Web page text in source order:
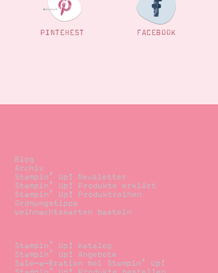
PINTEREST FACEBOOK
Blog
Archiv
Stampin’ Up! Newsletter
Stampin’ Up! Produkte erklärt
Stampin’ Up! Produktreihen
Ordnungstipps
Weihnachtskarten basteln
Stampin’ Up! Katalog
Stampin’ Up! Angebote
Sale-a-Bration bei Stampin’ Up!